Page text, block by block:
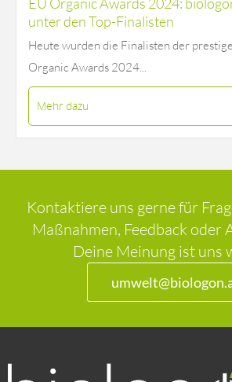
unter den Top-Finalisten
Heute wurden die Finalisten der
Organic Awards 2024...
Mehr dazu
Kontaktiere uns gerne für
Maßnahmen, Feedback oder
Deine Meinung ist uns